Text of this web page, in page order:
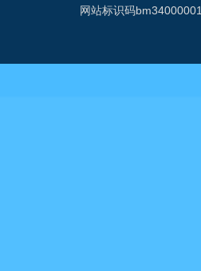
网站标识码bm34000001